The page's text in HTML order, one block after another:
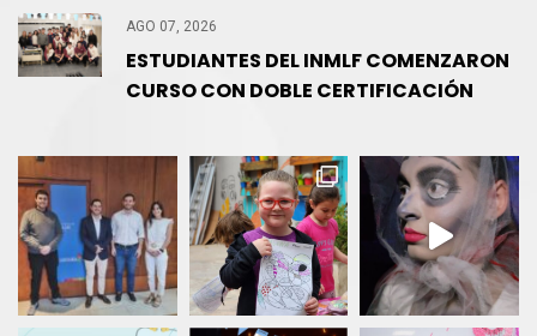
AGO 07, 2026
ESTUDIANTES DEL INMLF COMENZARON
CURSO CON DOBLE CERTIFICACIÓN